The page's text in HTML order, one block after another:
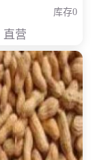
库存0
直营